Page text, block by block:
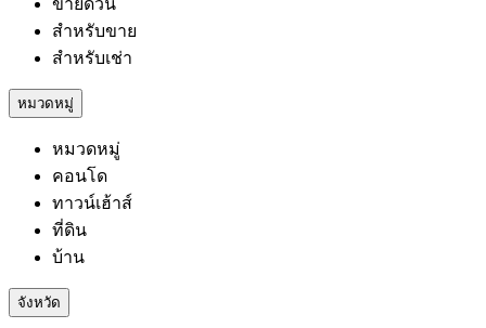
ขายด่วน
สำหรับขาย
สำหรับเช่า
หมวดหมู่
หมวดหมู่
คอนโด
ทาวน์เฮ้าส์
ที่ดิน
บ้าน
จังหวัด